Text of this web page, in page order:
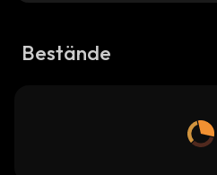
Bestände